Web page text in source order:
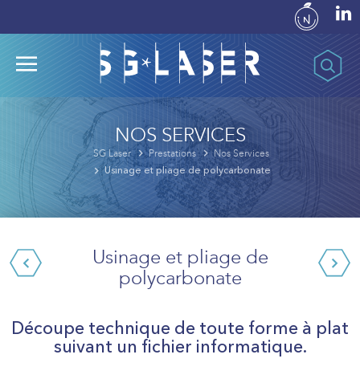
NOS SERVICES
SG Laser Prestations Nos Services
Usinage et pliage de polycarbonate
Usinage et pliage de
polycarbonate
Découpe technique de toute forme à plat
suivant un fichier informatique.